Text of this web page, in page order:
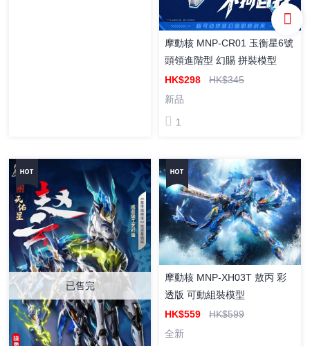
摩動核 MNP-CR01 玉衡星6號
頭領進階型 幻賜 拼裝模型
HK$298 HK$345
新品
1
已售完
摩動核 MNP-XH03T 敖丙 彩
透版 可動組裝模型
HK$559 HK$599
全新